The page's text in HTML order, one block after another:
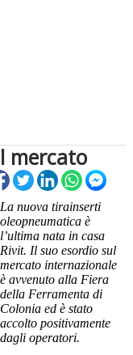
mercato
La nuova tirainserti
oleopneumatica è
l’ultima nata in casa
Rivit. Il suo esordio sul
mercato internazionale
è avvenuto alla Fiera
della Ferramenta di
Colonia ed è stato
accolto positivamente
dagli operatori.